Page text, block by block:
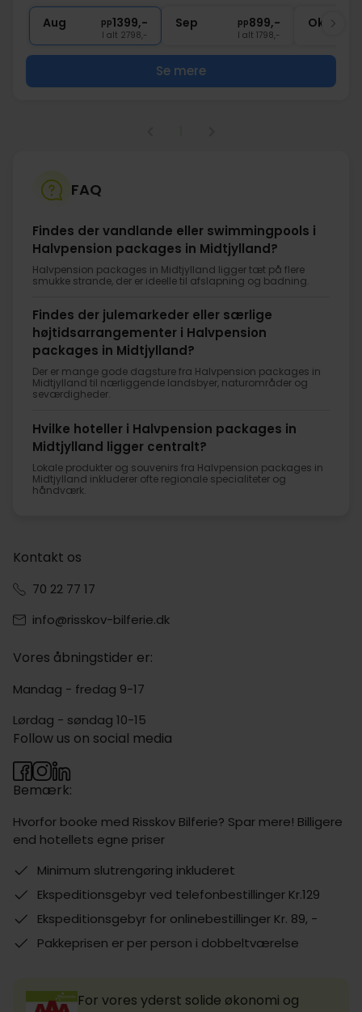
∞ Gratis internet og parkering
Aug pp1399,-
I alt 2798,-
Sep pp899,-
I alt 1798,-
Okt
Se mere
FAQ
Findes der vandlande eller swimmingpools i
Halvpension packages in Midtjylland?
Halvpension packages in Midtjylland ligger tæt på flere
smukke strande, der er ideelle til afslapning og badning.
Findes der julemarkeder eller særlige
højtidsarrangementer i Halvpension
packages in Midtjylland?
Der er mange gode dagsture fra Halvpension packages in
Midtjylland til nærliggende landsbyer, naturområder og
seværdigheder.
Hvilke hoteller i Halvpension packages in
Midtjylland ligger centralt?
Lokale produkter og souvenirs fra Halvpension packages in
Midtjylland inkluderer ofte regionale specialiteter og
håndværk.
Kontakt os
70 22 77 17
info@risskov-bilferie.dk
Vores åbningstider er:
Mandag - fredag 9-17
Lørdag - søndag 10-15
Bemærk:
Hvorfor booke med Risskov Bilferie? Spar mere! Billigere
end hotellets egne priser
Minimum slutrengøring inkluderet
Ekspeditionsgebyr ved telefonbestillinger Kr.129
Ekspeditionsgebyr for onlinebestillinger Kr. 89, -
Pakkeprisen er per person i dobbeltværelse
Follow us on social media
For vores yderst solide økonomi og